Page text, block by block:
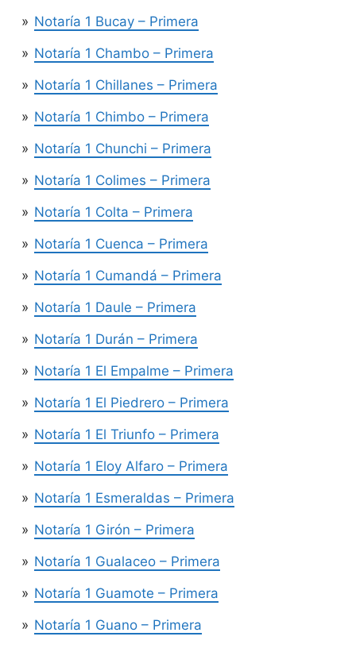
Notaría 1 Bucay – Primera
Notaría 1 Chambo – Primera
Notaría 1 Chillanes – Primera
Notaría 1 Chimbo – Primera
Notaría 1 Chunchi – Primera
Notaría 1 Colimes – Primera
Notaría 1 Colta – Primera
Notaría 1 Cuenca – Primera
Notaría 1 Cumandá – Primera
Notaría 1 Daule – Primera
Notaría 1 Durán – Primera
Notaría 1 El Empalme – Primera
Notaría 1 El Piedrero – Primera
Notaría 1 El Triunfo – Primera
Notaría 1 Eloy Alfaro – Primera
Notaría 1 Esmeraldas – Primera
Notaría 1 Girón – Primera
Notaría 1 Gualaceo – Primera
Notaría 1 Guamote – Primera
Notaría 1 Guano – Primera